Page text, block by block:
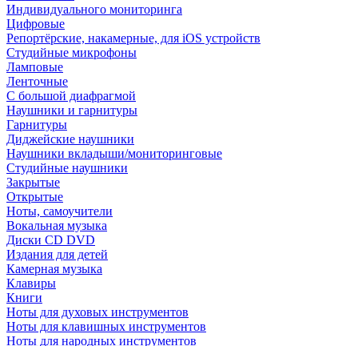
Индивидуального мониторинга
Цифровые
Репортёрские, накамерные, для iOS устройств
Студийные микрофоны
Ламповые
Ленточные
С большой диафрагмой
Наушники и гарнитуры
Гарнитуры
Диджейские наушники
Наушники вкладыши/мониторинговые
Студийные наушники
Закрытые
Открытые
Ноты, самоучители
Вокальная музыка
Диски CD DVD
Издания для детей
Камерная музыка
Клавиры
Книги
Ноты для духовых инструментов
Ноты для клавишных инструментов
Ноты для народных инструментов